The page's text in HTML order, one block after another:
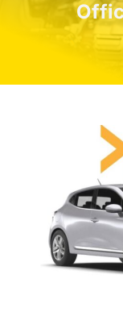
Compriamo Auto